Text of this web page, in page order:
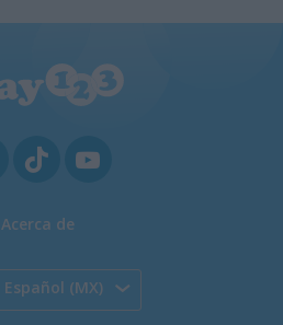
Acerca de
Español (MX)